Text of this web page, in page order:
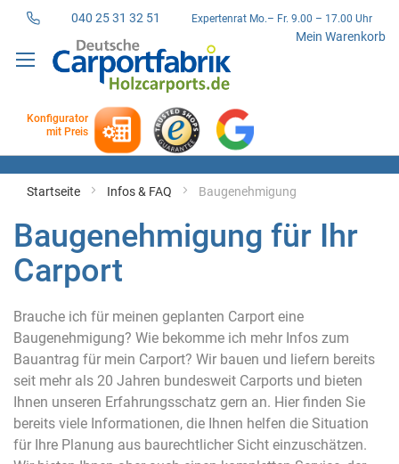
040 25 31 32 51 Expertenrat Mo.– Fr. 9.00 – 17.00 Uhr
Mein Warenkorb
zum
Konfigurator
mit Preis
Startseite Infos & FAQ Baugenehmigung
Baugenehmigung für Ihr
Carport
Brauche ich für meinen geplanten Carport eine
Baugenehmigung? Wie bekomme ich mehr Infos zum
Bauantrag für mein Carport? Wir bauen und liefern bereits
seit mehr als 20 Jahren bundesweit Carports und bieten
Ihnen unseren Erfahrungsschatz gern an. Hier finden Sie
bereits viele Informationen, die Ihnen helfen die Situation
für Ihre Planung aus baurechtlicher Sicht einzuschätzen.